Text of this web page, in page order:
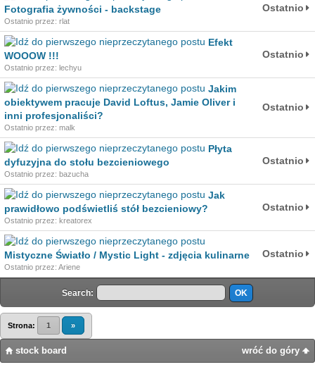
Fotografia żywności - backstage
Ostatnio przez: rlat
Ostatnio
Efekt
WOOOW !!!
Ostatnio przez: lechyu
Ostatnio
Jakim
obiektywem pracuje David Loftus, Jamie Oliver i
inni profesjonaliści?
Ostatnio przez: malk
Ostatnio
Płyta
dyfuzyjna do stołu bezcieniowego
Ostatnio przez: bazucha
Ostatnio
Jak
prawidłowo podświetliś stół bezcieniowy?
Ostatnio przez: kreatorex
Ostatnio
Mistyczne Światło / Mystic Light - zdjęcia kulinarne
Ostatnio przez: Ariene
Ostatnio
Search:
Strona: 1 »
wróć do góry
stock board